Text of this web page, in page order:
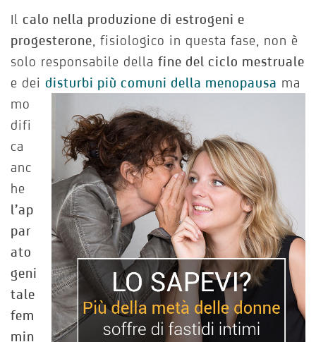
Il calo nella produzione di estrogeni e
progesterone , fisiologico in questa fase, non è
solo responsabile della fine del ciclo mestruale
e dei disturbi più comuni della menopausa ma
mo
difi
ca
anc
he
l’ap
par
ato
geni
tale
fem
min